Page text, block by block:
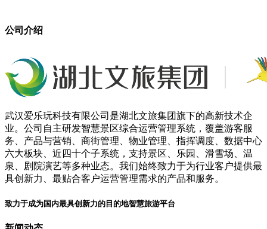
公司介绍
武汉爱乐玩科技有限公司是湖北文旅集团旗下的高新技术企
业。公司自主研发智慧景区综合运营管理系统，覆盖游客服
务、产品与营销、商街管理、物业管理、指挥调度、数据中心
六大板块、近四十个子系统，支持景区、乐园、滑雪场、温
泉、剧院演艺等多种业态。我们始终致力于为行业客户提供最
具创新力、最贴合客户运营管理需求的产品和服务。
致力于成为国内最具创新力的目的地智慧旅游平台